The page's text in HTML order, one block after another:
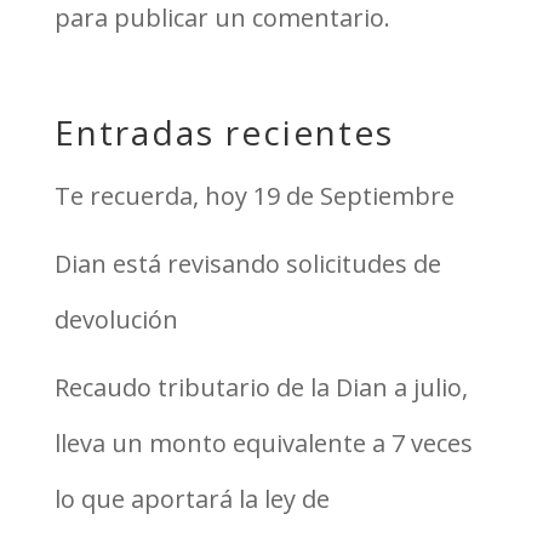
para publicar un comentario.
Entradas recientes
Te recuerda, hoy 19 de Septiembre
Dian está revisando solicitudes de
devolución
Recaudo tributario de la Dian a julio,
lleva un monto equivalente a 7 veces
lo que aportará la ley de